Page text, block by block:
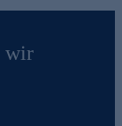
wir